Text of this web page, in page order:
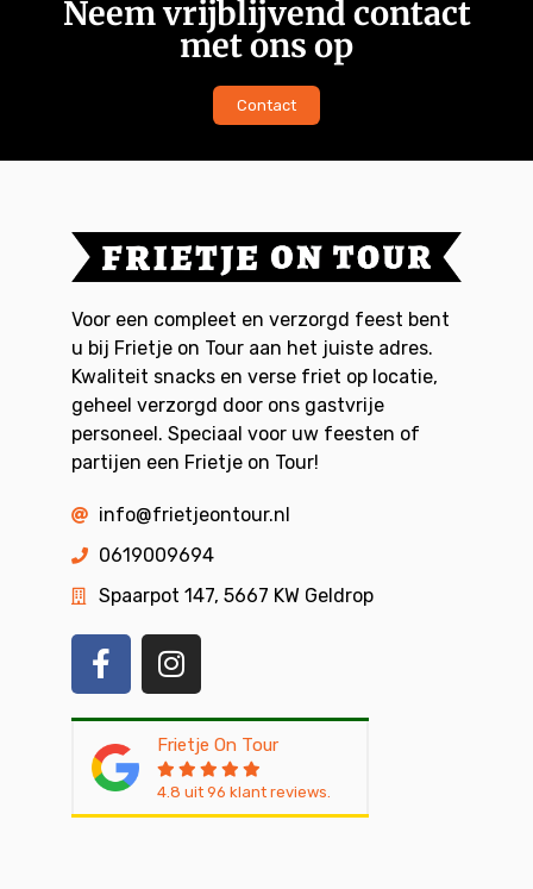
Neem vrijblijvend contact
met ons op
Contact
Voor een compleet en verzorgd feest bent
u bij Frietje on Tour aan het juiste adres.
Kwaliteit snacks en verse friet op locatie,
geheel verzorgd door ons gastvrije
personeel. Speciaal voor uw feesten of
partijen een Frietje on Tour!
info@frietjeontour.nl
0619009694
Spaarpot 147, 5667 KW Geldrop
Frietje On Tour
4.8 uit 96 klant reviews.